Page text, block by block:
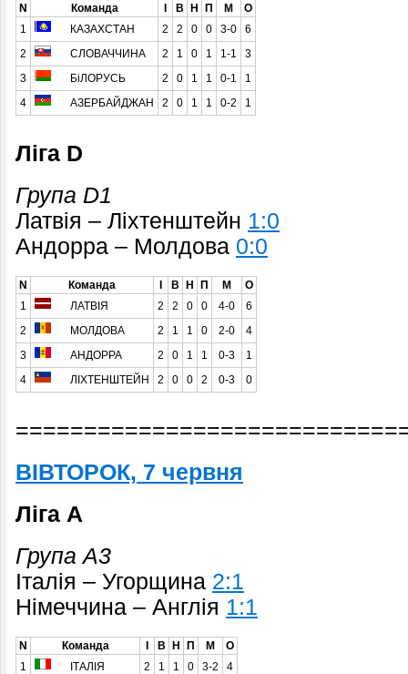
N Команда В Н П М
О
1
КАЗАХСТАН 2 2 0 0 3-0
6
2
СЛОВАЧЧИНА 2 1 0 1 1-1
3
3
БіЛОРУСЬ 2 0 1 1 0-1
1
4
АЗЕРБАЙДЖАН 2 0 1 1 0-2 1
Ліга D
Група D1
Латвія – Ліхтенштейн 1:0
Андорра – Молдова 0:0
N Команда В Н П М
О
1
ЛАТВІЯ 2 2 0 0 4-0
6
2
МОЛДОВА 2 1 1 0 2-0
4
3
АНДОРРА 2 0 1 1 0-3
1
4
ЛІХТЕНШТЕЙН 2 0 0 2 0-3 0
ВІВТОРОК, 7 червня
Ліга A
Група A3
Італія – Угорщина 2:1
Німеччина – Англія 1:1
N Команда В Н П М
О
1
ІТАЛІЯ 2 1 1 0 3-2
4